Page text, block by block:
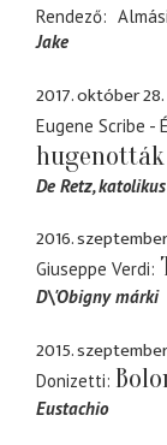
Rendező
Jake
2017. október 28.
Eugene Scribe -
hugenották
De Retz
2016.
Giuseppe Verdi
D\'Obigny márki
2015.
Donizetti
Eustachio